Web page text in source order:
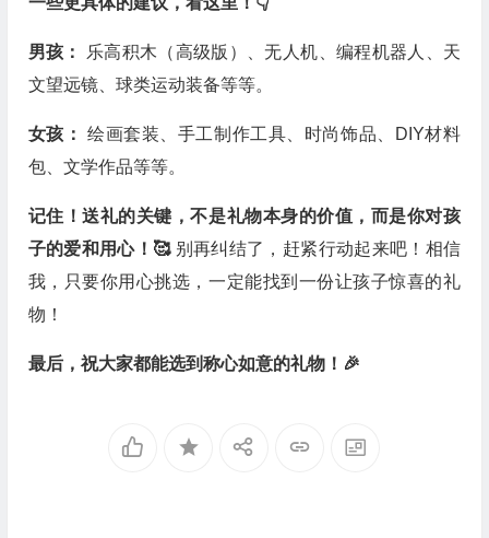
男孩：
乐高积木（高级版）、无人机、编程机器人、天
文望远镜、球类运动装备等等。
女孩： 绘画套装、手工制作工具、时尚饰品、DIY材料
包、文学作品等等。
记住！送礼的关键，不是礼物本身的价值，而是你对孩
子的爱和用心！🥰 别再纠结了，赶紧行动起来吧！相信
我，只要你用心挑选，一定能找到一份让孩子惊喜的礼
物！
最后，祝大家都能选到称心如意的礼物！🎉